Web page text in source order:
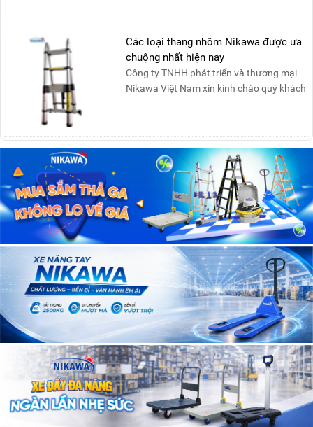
Các loại thang nhôm Nikawa được ưa
chuộng nhất hiện nay
Công ty TNHH phát triển và thương mại
Nikawa Việt Nam xin kính chào quý khách